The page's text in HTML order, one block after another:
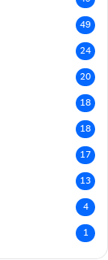
49
24
20
18
18
17
13
4
1